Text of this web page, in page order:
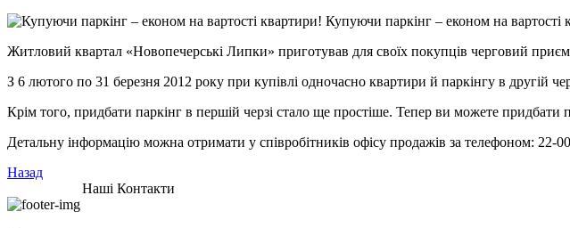
Купуючи паркінг – економ на вартості
Житловий квартал «Новопечерські Липки» приготував для своїх покупців черговий
З 6 лютого по 31 березня 2012 року при купівлі одночасно квартири й паркінгу в другій
Крім того, придбати паркінг в першій черзі стало ще простіше. Тепер ви можете
Детальну інформацію можна отримати у співробітників офісу продажів за телефоном: 22-
Назад
Наші Контакти